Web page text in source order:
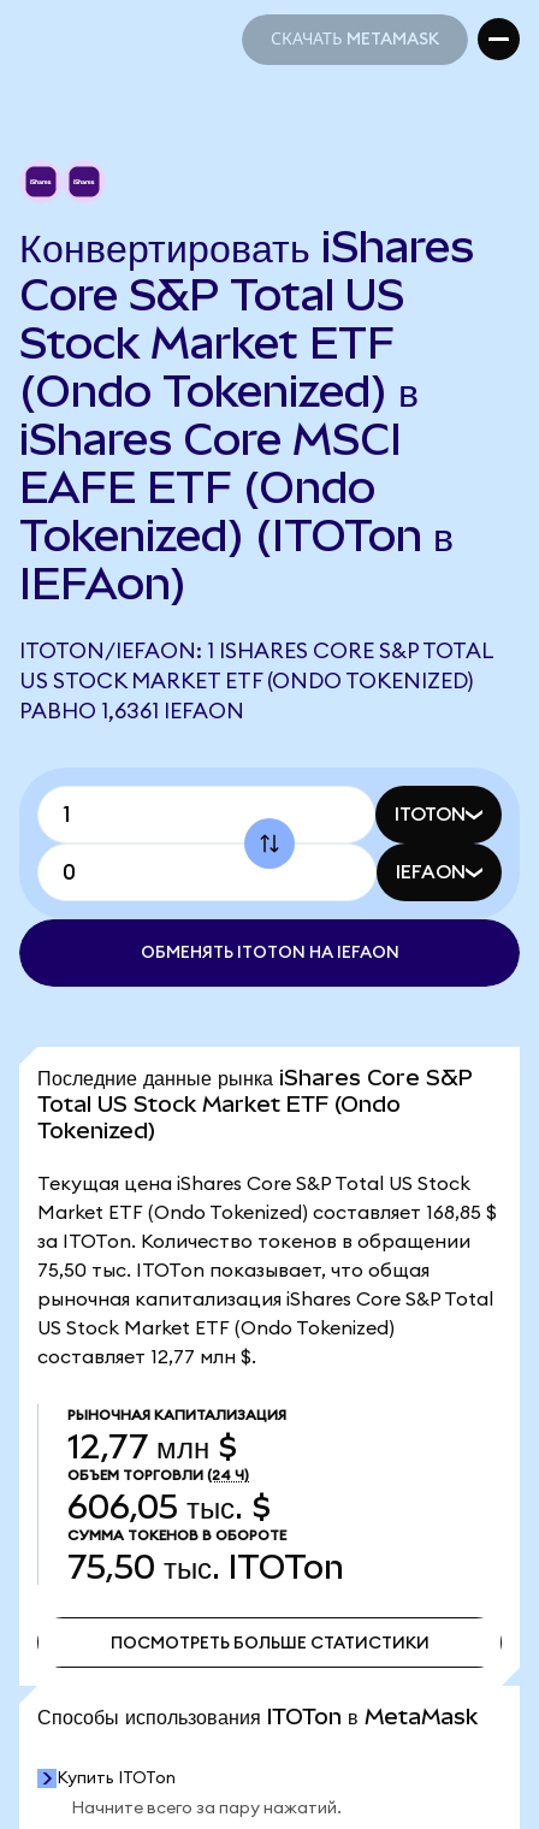
СКАЧАТЬ METAMASK
Конвертировать iShares
Core S&P Total US
Stock Market ETF
(Ondo Tokenized) в
iShares Core MSCI
EAFE ETF (Ondo
Tokenized) (ITOTon в
IEFAon)
ITOTON/IEFAON: 1 ISHARES CORE S&P TOTAL
US STOCK MARKET ETF (ONDO TOKENIZED)
РАВНО 1,6361 IEFAON
ITOTON
IEFAON
ОБМЕНЯТЬ ITOTON НА IEFAON
Последние данные рынка iShares Core S&P
Total US Stock Market ETF (Ondo
Tokenized)
Текущая цена iShares Core S&P Total US Stock
Market ETF (Ondo Tokenized) составляет 168,85 $
за ITOTon. Количество токенов в обращении
75,50 тыс. ITOTon показывает, что общая
рыночная капитализация iShares Core S&P Total
US Stock Market ETF (Ondo Tokenized)
составляет 12,77 млн $.
РЫНОЧНАЯ КАПИТАЛИЗАЦИЯ
12,77 млн $
ОБЪЕМ ТОРГОВЛИ (24 Ч)
606,05 тыс. $
СУММА ТОКЕНОВ В ОБОРОТЕ
75,50 тыс. ITOTon
ПОСМОТРЕТЬ БОЛЬШЕ СТАТИСТИКИ
Способы использования ITOTon в MetaMask
Купить ITOTon
Начните всего за пару нажатий.